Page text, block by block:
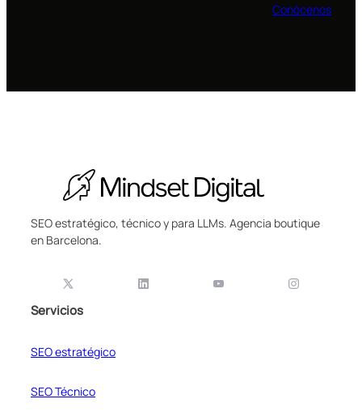
Conócenos
SEO estratégico, técnico y para LLMs. Agencia boutique
en Barcelona.
Servicios
SEO estratégico
SEO Técnico